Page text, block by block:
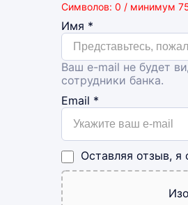
Символов: 0 / минимум
Имя *
Ваш e-mail не будет
сотрудники банка.
Email *
Оставляя отзыв, я